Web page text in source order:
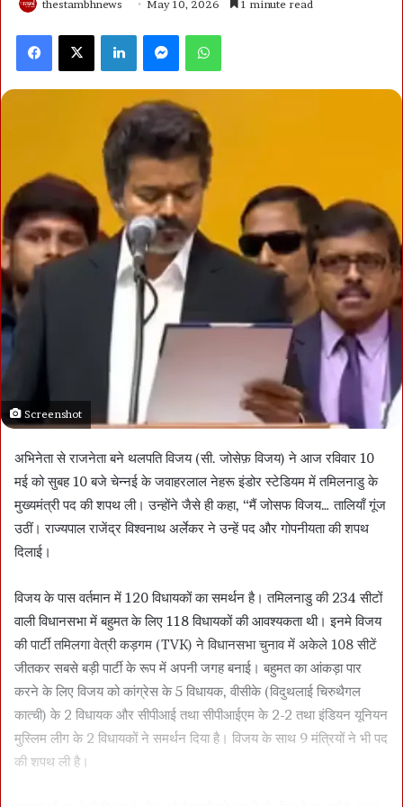
thestambhnews May 10, 2026 1 minute read
Facebook X LinkedIn
Screenshot
अभिनेता से राजनेता बने थलपति विजय (सी. जोसेफ़ विजय) ने आज रविवार 10
मई को सुबह 10 बजे चेन्नई के जवाहरलाल नेहरू इंडोर स्टेडियम में तमिलनाडु के
मुख्यमंत्री पद की शपथ ली। उन्होंने जैसे ही कहा, “मैं जोसफ विजय… तालियाँ गूंज
उठीं। राज्यपाल राजेंद्र विश्वनाथ अर्लेकर ने उन्हें पद और गोपनीयता की शपथ
दिलाई।
विजय के पास वर्तमान में 120 विधायकों का समर्थन है। तमिलनाडु की 234 सीटों
वाली विधानसभा में बहुमत के लिए 118 विधायकों की आवश्यकता थी। इनमे विजय
की पार्टी तमिलगा वेत्री कड़गम (TVK) ने विधानसभा चुनाव में अकेले 108 सीटें
जीतकर सबसे बड़ी पार्टी के रूप में अपनी जगह बनाई। बहुमत का आंकड़ा पार
करने के लिए विजय को कांग्रेस के 5 विधायक, वीसीके (विदुथलाई चिरुथैगल
कात्ची) के 2 विधायक और सीपीआई तथा सीपीआईएम के 2-2 तथा इंडियन यूनियन
मुस्लिम लीग के 2 विधायकों ने समर्थन दिया है। विजय के साथ 9 मंत्रियों ने भी पद
की शपथ ली है।